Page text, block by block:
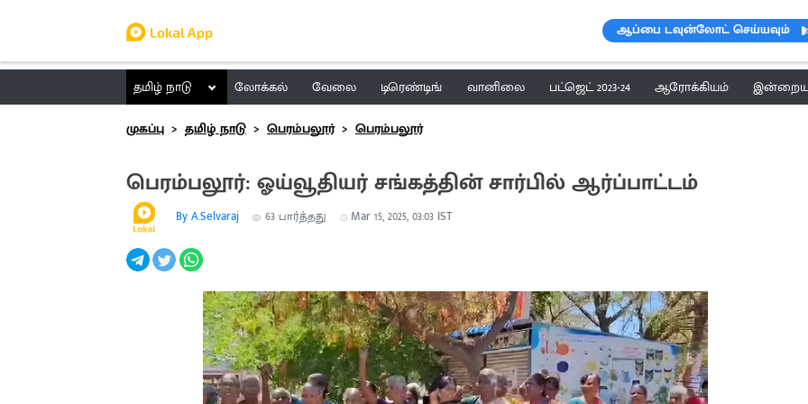
ஆப்பை டவுன்லோட் செய்யவும்
தமிழ் நாடு லோக்கல் வேலை டிரெண்டிங் வானிலை பட்ஜெட் 2023-24 ஆரோக்கியம் இன்றைய
முகப்பு
தமிழ் நாடு பெரம்பலூர் பெரம்பலூர்
பெரம்பலூர்: ஓய்வூதியர் சங்கத்தின் சார்பில் ஆர்ப்பாட்டம்
By A.Selvaraj 63 பார்த்தது Mar 15, 2025, 03:03 IST